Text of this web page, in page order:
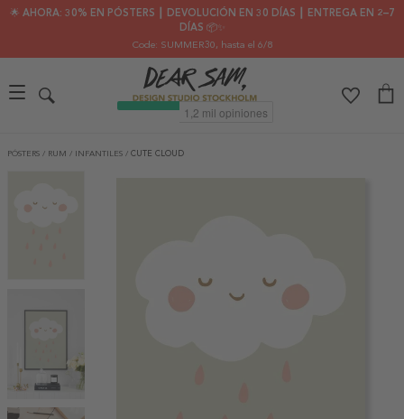
🌟 AHORA: 30% EN PÓSTERS ┃ DEVOLUCIÓN EN 30 DÍAS ┃ ENTREGA EN 2–7
DÍAS 📦✨
Code: SUMMER30, hasta el 6/8
PÓSTERS / RUM / INFANTILES / CUTE CLOUD